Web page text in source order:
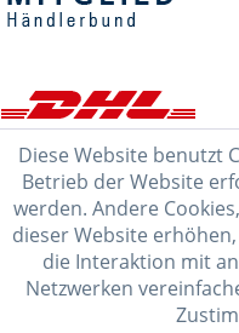
Diese Website benutzt
Betrieb der Website
werden. Andere
dieser Website
die Interaktion mit
Netzwerken